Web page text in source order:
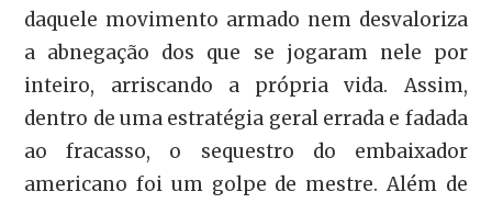
daquele movimento armado nem desvaloriza
a abnegação dos que se jogaram nele por
inteiro, arriscando a própria vida. Assim,
dentro de uma estratégia geral errada e fadada
ao fracasso, o sequestro do embaixador
americano foi um golpe de mestre. Além de